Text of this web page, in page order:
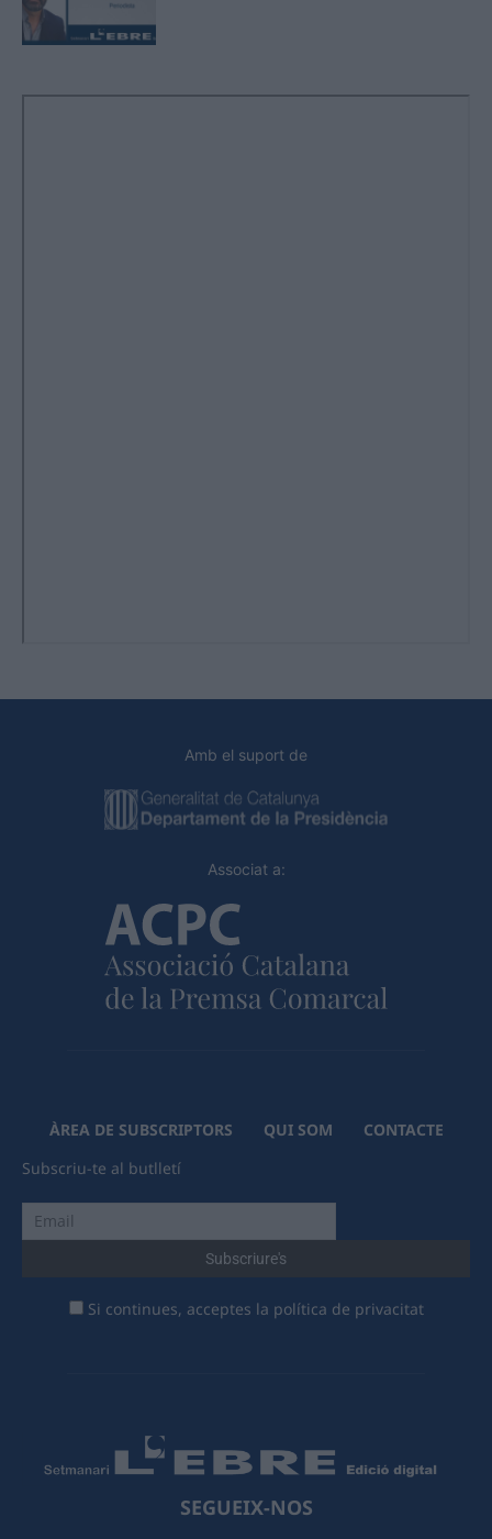
Amb el suport de
Associat a:
ÀREA DE SUBSCRIPTORS QUI SOM
CONTACTE
Subscriu-te al butlletí
Si continues, acceptes la política de privacitat
SEGUEIX-NOS